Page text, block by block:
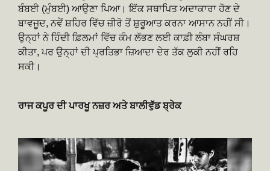
ਬੰਬਈ (ਮੁੰਬਈ) ਆਉਣਾ ਪਿਆ। ਇੱਕ ਸਥਾਪਿਤ ਅਦਾਕਾਰਾ ਹੋਣ ਦੇ
ਬਾਵਜੂਦ, ਨਵੇਂ ਸ਼ਹਿਰ ਵਿੱਚ ਜ਼ੀਰੋ ਤੋਂ ਸ਼ੁਰੂਆਤ ਕਰਨਾ ਆਸਾਨ ਨਹੀਂ ਸੀ।
ਉਨ੍ਹਾਂ ਨੇ ਹਿੰਦੀ ਫ਼ਿਲਮਾਂ ਵਿੱਚ ਕੰਮ ਲੱਭਣ ਲਈ ਕਾਫ਼ੀ ਲੰਬਾ ਸੰਘਰਸ਼
ਕੀਤਾ, ਪਰ ਉਨ੍ਹਾਂ ਦੀ ਪ੍ਰਤਿਭਾ ਜ਼ਿਆਦਾ ਦੇਰ ਤੱਕ ਲੁਕੀ ਨਹੀਂ ਰਹਿ
ਸਕੀ।
ਰਾਜ ਕਪੂਰ ਦੀ ਪਾਰਖੂ ਨਜ਼ਰ ਅਤੇ ਬਾਲੀਵੁੱਡ ਬ੍ਰੇਕ